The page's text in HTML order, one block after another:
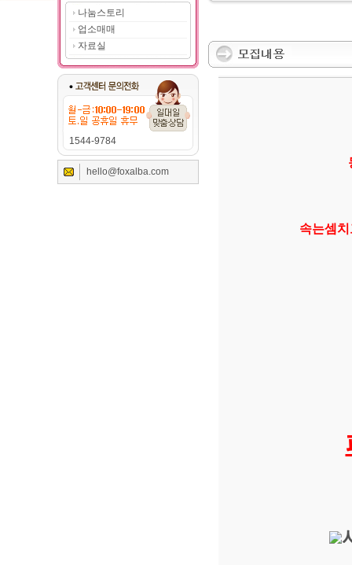
나눔스토리
업소매매
자료실
1544-9784
hello@foxalba.com
속는셈